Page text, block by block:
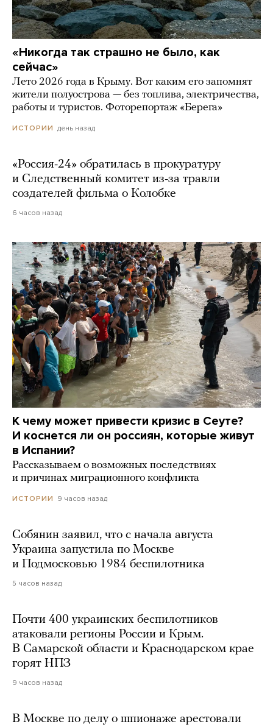
«Никогда так страшно не было, как
сейчас»
Лето 2026 года в Крыму. Вот каким его запомнят
жители полуострова — без топлива, электричества,
работы и туристов. Фоторепортаж «Берега»
ИСТОРИИ день назад
«Россия-24» обратилась в прокуратуру
и Следственный комитет из-за травли
создателей фильма о Колобке
6 часов назад
К чему может привести кризис в Сеуте?
И коснется ли он россиян, которые живут
в Испании?
Рассказываем о возможных последствиях
и причинах миграционного конфликта
ИСТОРИИ 9 часов назад
Собянин заявил, что с начала августа
Украина запустила по Москве
и Подмосковью 1984 беспилотника
5 часов назад
Почти 400 украинских беспилотников
атаковали регионы России и Крым.
В Самарской области и Краснодарском крае
горят НПЗ
9 часов назад
В Москве по делу о шпионаже арестовали